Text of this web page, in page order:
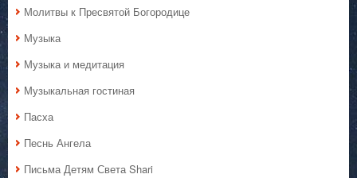
Молитвы к Пресвятой Богородице
Музыка
Музыка и медитация
Музыкальная гостиная
Пасха
Песнь Ангела
Письма Детям Света Shari